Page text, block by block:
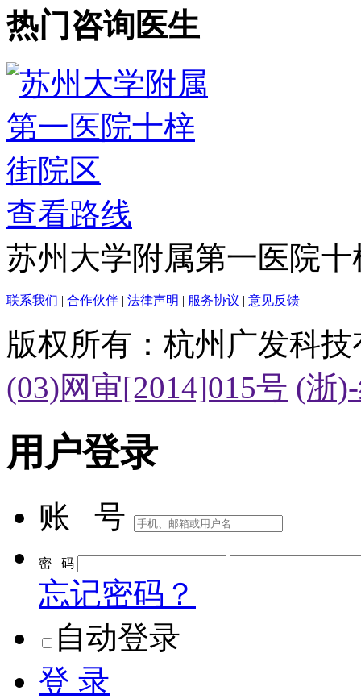
热门咨询医生
查看路线
苏州大学附属第一医院
联系我们 | 合作伙伴 | 法律声明 | 服务协议 | 意见反馈
版权所有：杭州广发科
(03)网审[2014]015号 (浙
用户登录
账 号
密 码
忘记密码？
自动登录
登 录